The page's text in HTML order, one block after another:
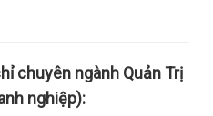
chuyên ngành Quản Trị
nghiệp):